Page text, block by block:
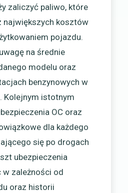
zaliczyć paliwo, które
największych kosztów
pojazdu.
na średnie
modelu oraz
benzynowych w
Kolejnym istotnym
OC oraz
dla każdego
się po drogach
ubezpieczenia
w zależności od
oraz historii